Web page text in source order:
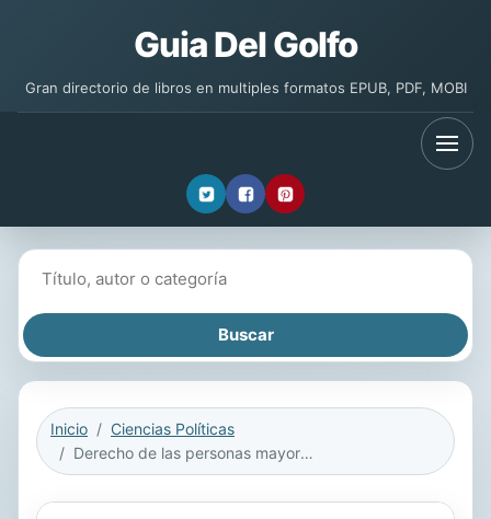
Guia Del Golfo
Gran directorio de libros en multiples formatos EPUB, PDF, MOBI
Inicio
Ciencias Políticas
Derecho de las personas mayores en el derecho penal